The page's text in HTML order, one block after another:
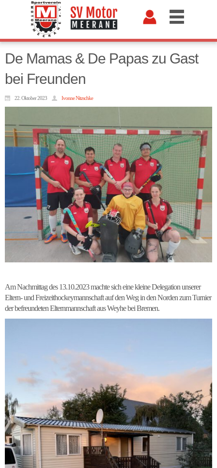
De Mamas & De Papas zu Gast
bei Freunden
22. Oktober 2023 Ivonne Nitzschke
Am Nachmittag des 13.10.2023 machte sich eine kleine Delegation unserer
Eltern- und Freizeithockeymannschaft auf den Weg in den Norden zum Turnier
der befreundeten Elternmannschaft aus Weyhe bei Bremen.